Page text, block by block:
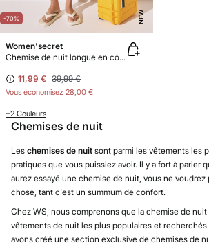
-70% NEW
Women'secret
Chemise de nuit longue en coton bleue
11,99 € 39,99 €
Vous économisez 28,00 €
+2 Couleurs
Chemises de nuit
Les chemises de nuit sont parmi les vêtements les
pratiques que vous puissiez avoir. Il y a fort à parier
aurez essayé une chemise de nuit, vous ne voudrez
chose, tant c'est un summum de confort.
Chez WS, nous comprenons que la chemise de
vêtements de nuit les plus populaires et
avons créé une section exclusive de chemises de